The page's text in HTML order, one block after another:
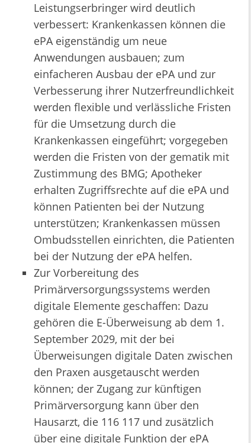
Leistungserbringer wird deutlich
verbessert: Krankenkassen können die
ePA eigenständig um neue
Anwendungen ausbauen; zum
einfacheren Ausbau der ePA und zur
Verbesserung ihrer Nutzerfreundlichkeit
werden flexible und verlässliche Fristen
für die Umsetzung durch die
Krankenkassen eingeführt; vorgegeben
werden die Fristen von der gematik mit
Zustimmung des BMG; Apotheker
erhalten Zugriffsrechte auf die ePA und
können Patienten bei der Nutzung
unterstützen; Krankenkassen müssen
Ombudsstellen einrichten, die Patienten
bei der Nutzung der ePA helfen.
Zur Vorbereitung des
Primärversorgungssystems werden
digitale Elemente geschaffen: Dazu
gehören die E-Überweisung ab dem 1.
September 2029, mit der bei
Überweisungen digitale Daten zwischen
den Praxen ausgetauscht werden
können; der Zugang zur künftigen
Primärversorgung kann über den
Hausarzt, die 116 117 und zusätzlich
über eine digitale Funktion der ePA